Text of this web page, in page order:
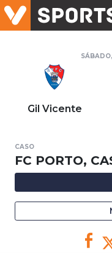
Gil Vicente
CASO
FC PORTO,